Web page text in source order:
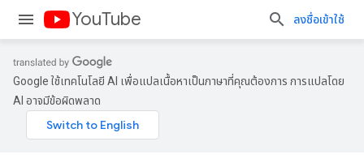
YouTube ลงชื่อเข้าใช้
Google ใช้เทคโนโลยี AI เพื่อแปลเนื้อหาเป็นภาษาที่คุณต้องการ การแปลโดย
AI อาจมีข้อผิดพลาด